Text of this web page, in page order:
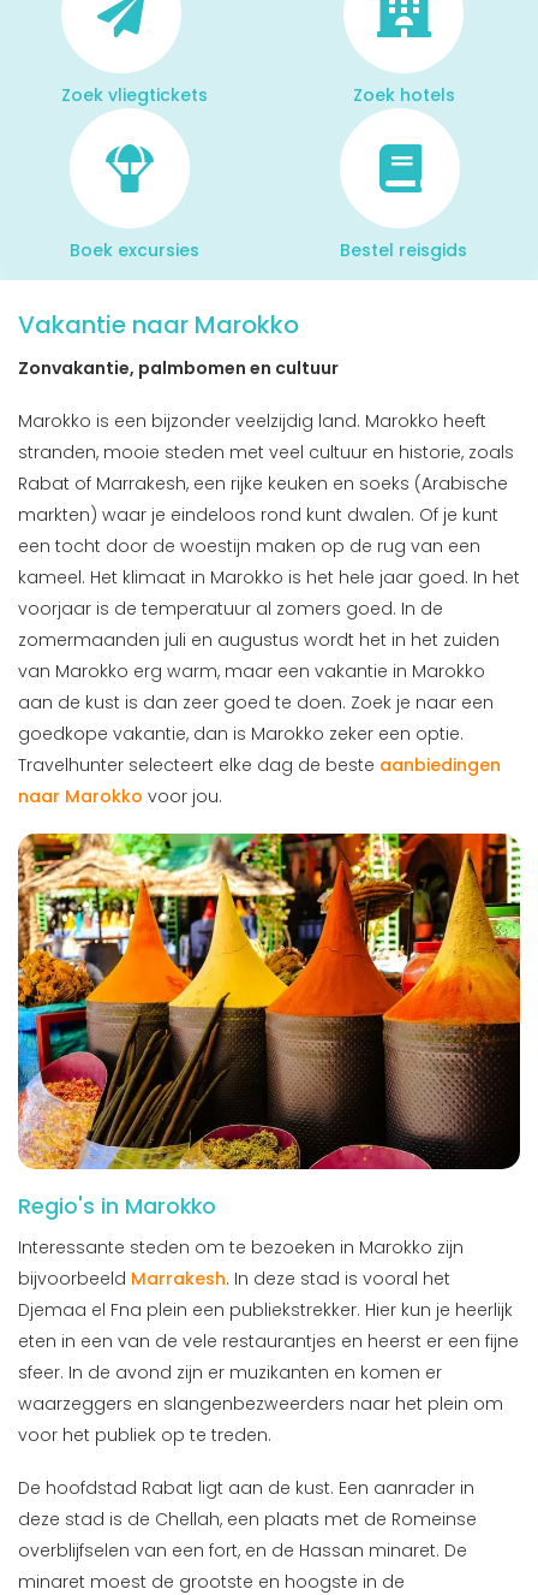
Zoek vliegtickets Zoek hotels
Boek excursies Bestel reisgids
Vakantie naar Marokko
Zonvakantie, palmbomen en cultuur
Marokko is een bijzonder veelzijdig land. Marokko heeft
stranden, mooie steden met veel cultuur en historie, zoals
Rabat of Marrakesh, een rijke keuken en soeks (Arabische
markten) waar je eindeloos rond kunt dwalen. Of je kunt
een tocht door de woestijn maken op de rug van een
kameel. Het klimaat in Marokko is het hele jaar goed. In het
voorjaar is de temperatuur al zomers goed. In de
zomermaanden juli en augustus wordt het in het zuiden
van Marokko erg warm, maar een vakantie in Marokko
aan de kust is dan zeer goed te doen. Zoek je naar een
goedkope vakantie, dan is Marokko zeker een optie.
Travelhunter selecteert elke dag de beste aanbiedingen
naar Marokko voor jou.
Regio's in Marokko
Interessante steden om te bezoeken in Marokko zijn
bijvoorbeeld Marrakesh. In deze stad is vooral het
Djemaa el Fna plein een publiekstrekker. Hier kun je heerlijk
eten in een van de vele restaurantjes en heerst er een fijne
sfeer. In de avond zijn er muzikanten en komen er
waarzeggers en slangenbezweerders naar het plein om
voor het publiek op te treden.
De hoofdstad Rabat ligt aan de kust. Een aanrader in
deze stad is de Chellah, een plaats met de Romeinse
overblijfselen van een fort, en de Hassan minaret. De
minaret moest de grootste en hoogste in de